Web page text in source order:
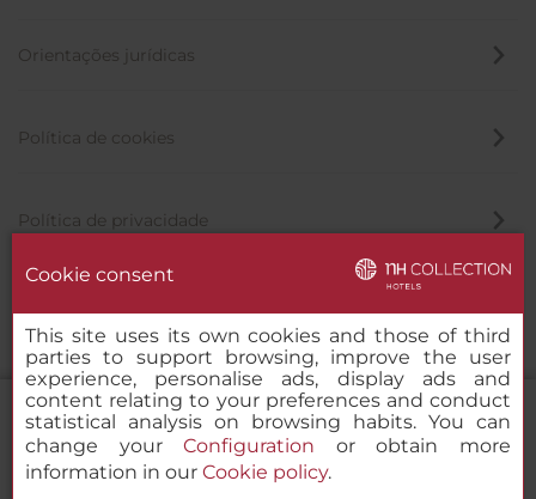
NH Collection Venezia Grand Hotel
Orientações jurídicas
Política de cookies
Política de privacidade
Cookie consent
This site uses its own cookies and those of third
parties to support browsing, improve the user
experience, personalise ads, display ads and
content relating to your preferences and conduct
statistical analysis on browsing habits. You can
change yourConfiguration or obtain more
information in our Cookie policy.